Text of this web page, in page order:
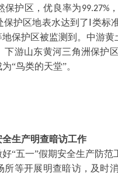
保护区，优良率为99.27%
护区地表水达到了Ⅰ类标
保护区被监测到。中游
下游山东黄河三角洲保护
“鸟类的天堂”。
全生产明查暗访工作
好“五一”假期安全生产防
所等开展明查暗访，及时